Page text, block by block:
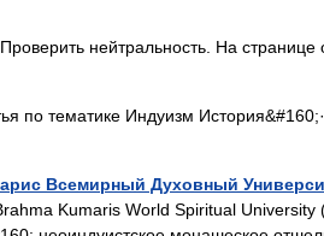
нейтральность. На
по тематике Индуизм
Всемирный Духовный
Kumaris World Spiritual University